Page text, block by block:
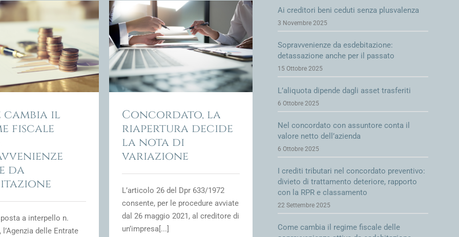
cambia il
fiscale
da
a interpello n.
l’Agenzia delle Entrate
la riapertura decide la
nota di variazione
Fiscale e fiscalità della crisi
d'impresa
Concordato, la
riapertura decide
la nota di
variazione
L’articolo 26 del Dpr 633/1972
consente, per le procedure avviate
dal 26 maggio 2021, al creditore di
un’impresa[...]
Ai creditori beni ceduti senza plusvalenza
3 Novembre 2025
Sopravvenienze da esdebitazione:
detassazione anche per il passato
15 Ottobre 2025
L’aliquota dipende dagli asset trasferiti
6 Ottobre 2025
Nel concordato con assuntore conta il
valore netto dell’azienda
6 Ottobre 2025
I crediti tributari nel concordato preventivo:
divieto di trattamento deteriore, rapporto
con la RPR e classamento
22 Settembre 2025
Come cambia il regime fiscale delle